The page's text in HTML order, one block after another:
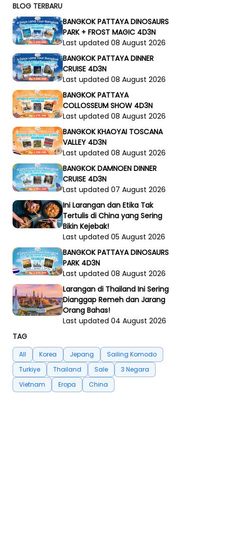
BLOG TERBARU
BANGKOK PATTAYA DINOSAURS
PARK + FROST MAGIC 4D3N
Last updated 08 August 2026
BANGKOK PATTAYA DINNER
CRUISE 4D3N
Last updated 08 August 2026
BANGKOK PATTAYA
COLLOSSEUM SHOW 4D3N
Last updated 08 August 2026
BANGKOK KHAOYAI TOSCANA
VALLEY 4D3N
Last updated 08 August 2026
BANGKOK DAMNOEN DINNER
CRUISE 4D3N
Last updated 07 August 2026
Ini Larangan dan Etika Tak
Tertulis di China yang Sering
Bikin Kejebak!
Last updated 05 August 2026
BANGKOK PATTAYA DINOSAURS
PARK 4D3N
Last updated 08 August 2026
Larangan di Thailand Ini Sering
Dianggap Remeh dan Jarang
Orang Bahas!
Last updated 04 August 2026
TAG
All Korea Jepang
Sailing Komodo
Turkiye
Thailand Sale
3 Negara
Vietnam
Eropa China